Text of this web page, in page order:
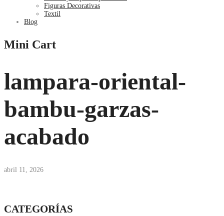
Figuras Decorativas
Textil
Blog
Mini Cart
lampara-oriental-
bambu-garzas-
acabado
abril 11, 2026
CATEGORÍAS